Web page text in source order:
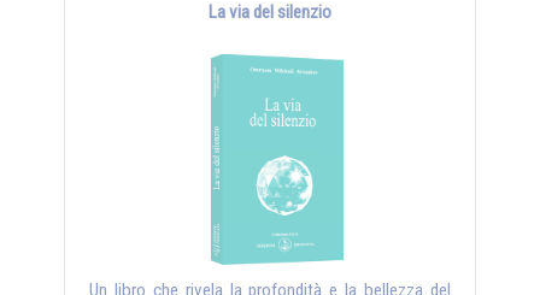
La via del silenzio
Un libro che rivela la profondità e la bellezza del